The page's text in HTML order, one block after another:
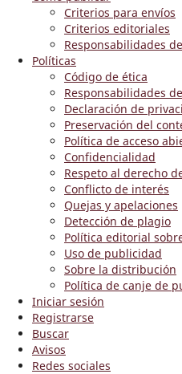
Criterios para envíos
Criterios editoriales
Responsabilidades
Políticas
Código de ética
Responsabilidades
Declaración de
Preservación del
Política de acceso
Confidencialidad
Respeto al derecho
Conflicto de interés
Quejas y apelaciones
Detección de plagio
Política editorial
Uso de publicidad
Sobre la distribución
Política de canje de
Iniciar sesión
Registrarse
Buscar
Avisos
Redes sociales